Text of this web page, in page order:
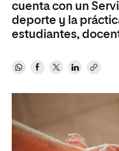
cuenta con un
deporte y la
estudiantes,